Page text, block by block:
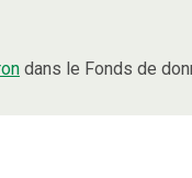
dans le Fonds de